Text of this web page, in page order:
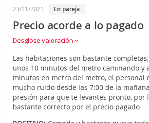
23/11/2021 en pareja
Precio acorde a lo pagado
Desglose valoración
Las habitaciones son bastante
unos 10 minutos del metro caminando y
minutos en metro del metro, el personal
mucho ruido desde las 7:00 de la
presión para que te levantes pronto, por
bastante correcto por el precio pagado